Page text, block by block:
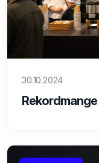
30.10.2024